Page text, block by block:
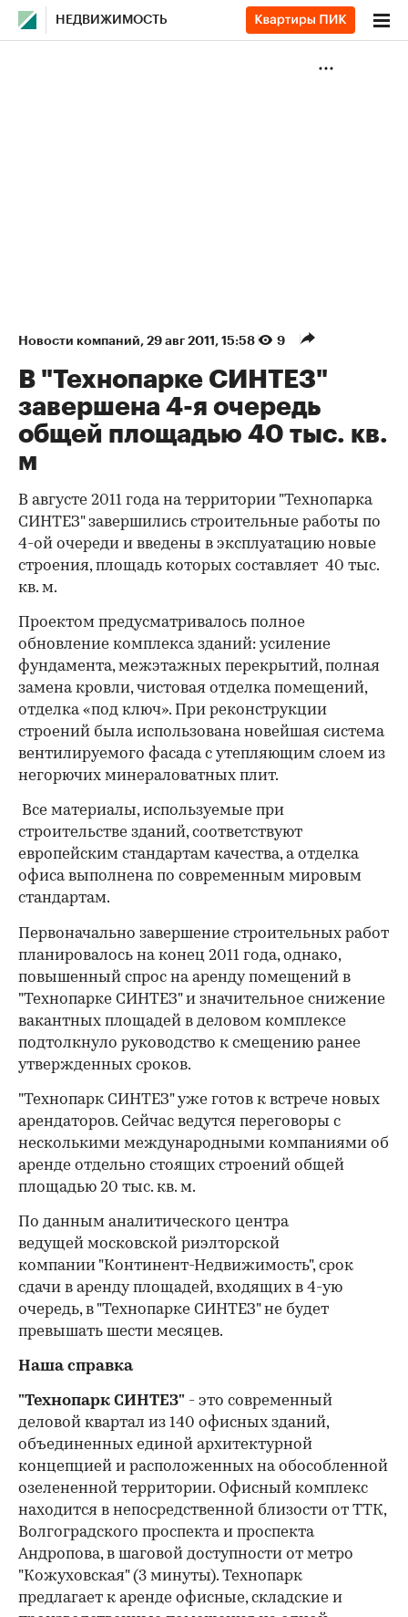
НЕДВИЖИМОСТЬ
Новости компаний⁠, 29 авг 2011, 15:58 9
В "Технопарке СИНТЕЗ"
завершена 4-я очередь
общей площадью 40 тыс. кв.
м
В августе 2011 года на территории "Технопарка
СИНТЕЗ" завершились строительные работы по
4-ой очереди и введены в эксплуатацию новые
строения, площадь которых составляет 40 тыс.
кв. м.
Проектом предусматривалось полное
обновление комплекса зданий: усиление
фундамента, межэтажных перекрытий, полная
замена кровли, чистовая отделка помещений,
отделка «под ключ». При реконструкции
строений была использована новейшая система
вентилируемого фасада с утепляющим слоем из
негорючих минераловатных плит.
Все материалы, используемые при
строительстве зданий, соответствуют
европейским стандартам качества, а отделка
офиса выполнена по современным мировым
стандартам.
00:00 00:00
Первоначально завершение строительных работ
планировалось на конец 2011 года, однако,
повышенный спрос на аренду помещений в
"Технопарке СИНТЕЗ" и значительное снижение
вакантных площадей в деловом комплексе
подтолкнуло руководство к смещению ранее
утвержденных сроков.
"Технопарк СИНТЕЗ" уже готов к встрече новых
арендаторов. Сейчас ведутся переговоры с
несколькими международными компаниями об
аренде отдельно стоящих строений общей
площадью 20 тыс. кв. м.
По данным аналитического центра
ведущей московской риэлторской
компании "Континент-Недвижимость", срок
сдачи в аренду площадей, входящих в 4-ую
очередь, в "Технопарке СИНТЕЗ" не будет
превышать шести месяцев.
Наша справка
"Технопарк СИНТЕЗ" - это современный
деловой квартал из 140 офисных зданий,
объединенных единой архитектурной
концепцией и расположенных на обособленной
озелененной территории. Офисный комплекс
находится в непосредственной близости от ТТК,
Волгоградского проспекта и проспекта
Андропова, в шаговой доступности от метро
"Кожуховская" (3 минуты). Технопарк
предлагает к аренде офисные, складские и